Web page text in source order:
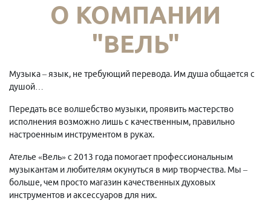
О КОМПАНИИ
"ВЕЛЬ"
Музыка – язык, не требующий перевода. Им душа общается с
душой…
Передать все волшебство музыки, проявить мастерство
исполнения возможно лишь с качественным, правильно
настроенным инструментом в руках.
Ателье «Вель» с 2013 года помогает профессиональным
музыкантам и любителям окунуться в мир творчества. Мы –
больше, чем просто магазин качественных духовых
инструментов и аксессуаров для них.